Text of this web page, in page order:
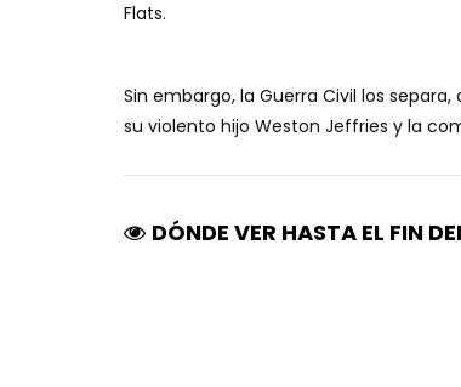
Flats.
Sin embargo, la Guerra Civil los
su violento hijo Weston Jeffries y la
DÓNDE VER HASTA EL FIN